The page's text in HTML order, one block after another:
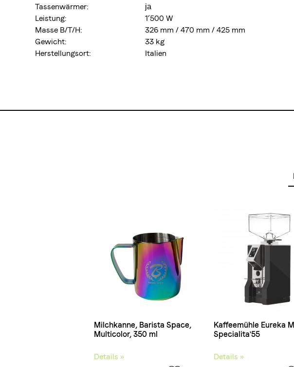
Tassenwärmer:
ja
Leistung:
1‘500 W
Masse B/T/H:
326 mm / 470 mm / 425 mm
Gewicht:
33 kg
Herstellungsort:
Italien
Milchkanne, Barista Space,
Multicolor, 350 ml
Details »
Kaffeemühle Eureka
Specialita'55
Details »